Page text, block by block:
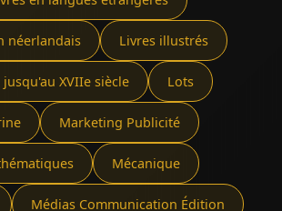
néerlandais Livres illustrés
jusqu'au XVIIe siècle Lots
Marketing Publicité
Mécanique
Médias Communication Édition